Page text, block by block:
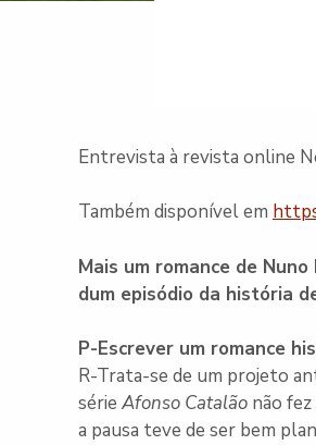
Entrevista à revista online
Também disponível em
Mais um romance de
dum episódio da história
P-Escrever um romance
R-Trata-se de um projeto
série Afonso Catalão não
a pausa teve de ser bem